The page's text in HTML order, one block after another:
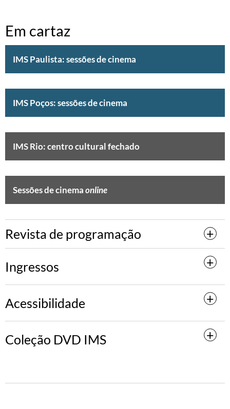
Em cartaz
IMS Paulista: sessões de cinema
IMS Poços: sessões de cinema
IMS Rio: centro cultural fechado
Sessões de cinemaonline
Revista de programação
Ingressos
Acessibilidade
Coleção DVD IMS